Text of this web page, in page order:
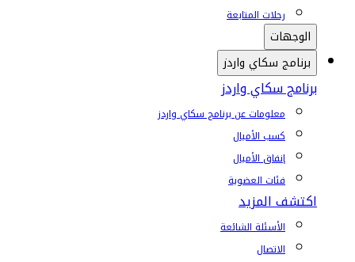
رحلات المتابعة
الوجهات
برنامج سكاي واردز
برنامج سكاي واردز
معلومات عن برنامج سكاي واردز
كسب الأميال
إنفاق الأميال
فئات العضوية
اكتشف المزيد
الأسئلة الشائعة
الاتصال